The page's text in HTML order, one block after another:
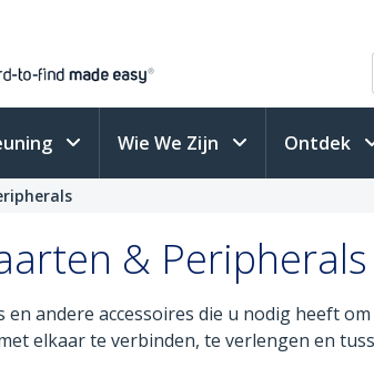
Wie We Zijn Ontdek
& Peripherals
andere accessoires die u nodig heeft
elkaar te verbinden, te verlengen en